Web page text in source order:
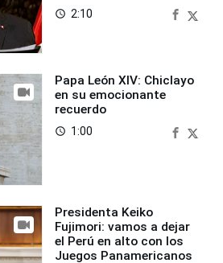
access_time 2:10
Papa León XIV: Chiclayo
en su emocionante
recuerdo
access_time 1:00
Presidenta Keiko
Fujimori: vamos a dejar
el Perú en alto con los
Juegos Panamericanos